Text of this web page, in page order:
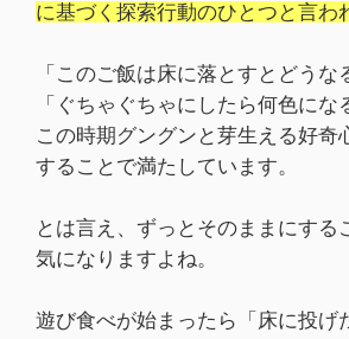
に基づく探索行動のひとつと言わ
「このご飯は床に落とすとどうな
「ぐちゃぐちゃにしたら何色にな
この時期グングンと芽生える好奇
することで満たしています。
とは言え、ずっとそのままにする
気になりますよね。
遊び食べが始まったら「床に投げ